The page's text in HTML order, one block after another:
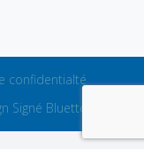
confidentialté
Signé Bluette